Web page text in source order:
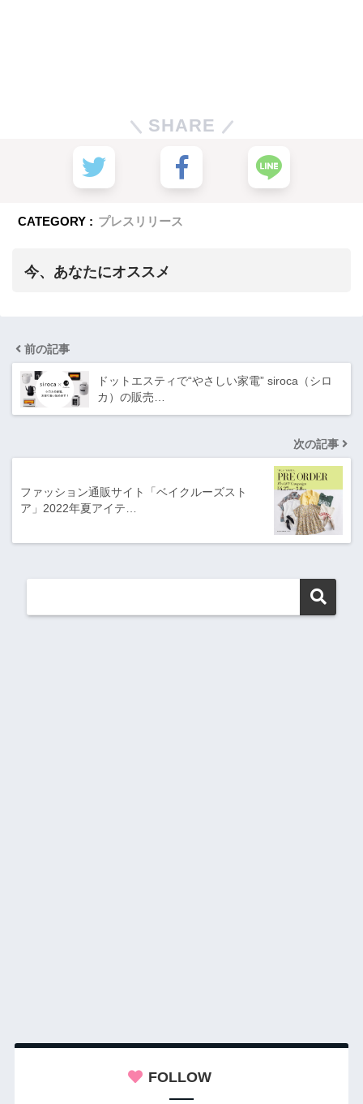
SHARE
CATEGORY : プレスリリース
今、あなたにオススメ
前の記事
ドットエスティで“やさしい家電” siroca（シロ
カ）の販売…
次の記事
ファッション通販サイト「ベイクルーズスト
ア」2022年夏アイテ…
FOLLOW